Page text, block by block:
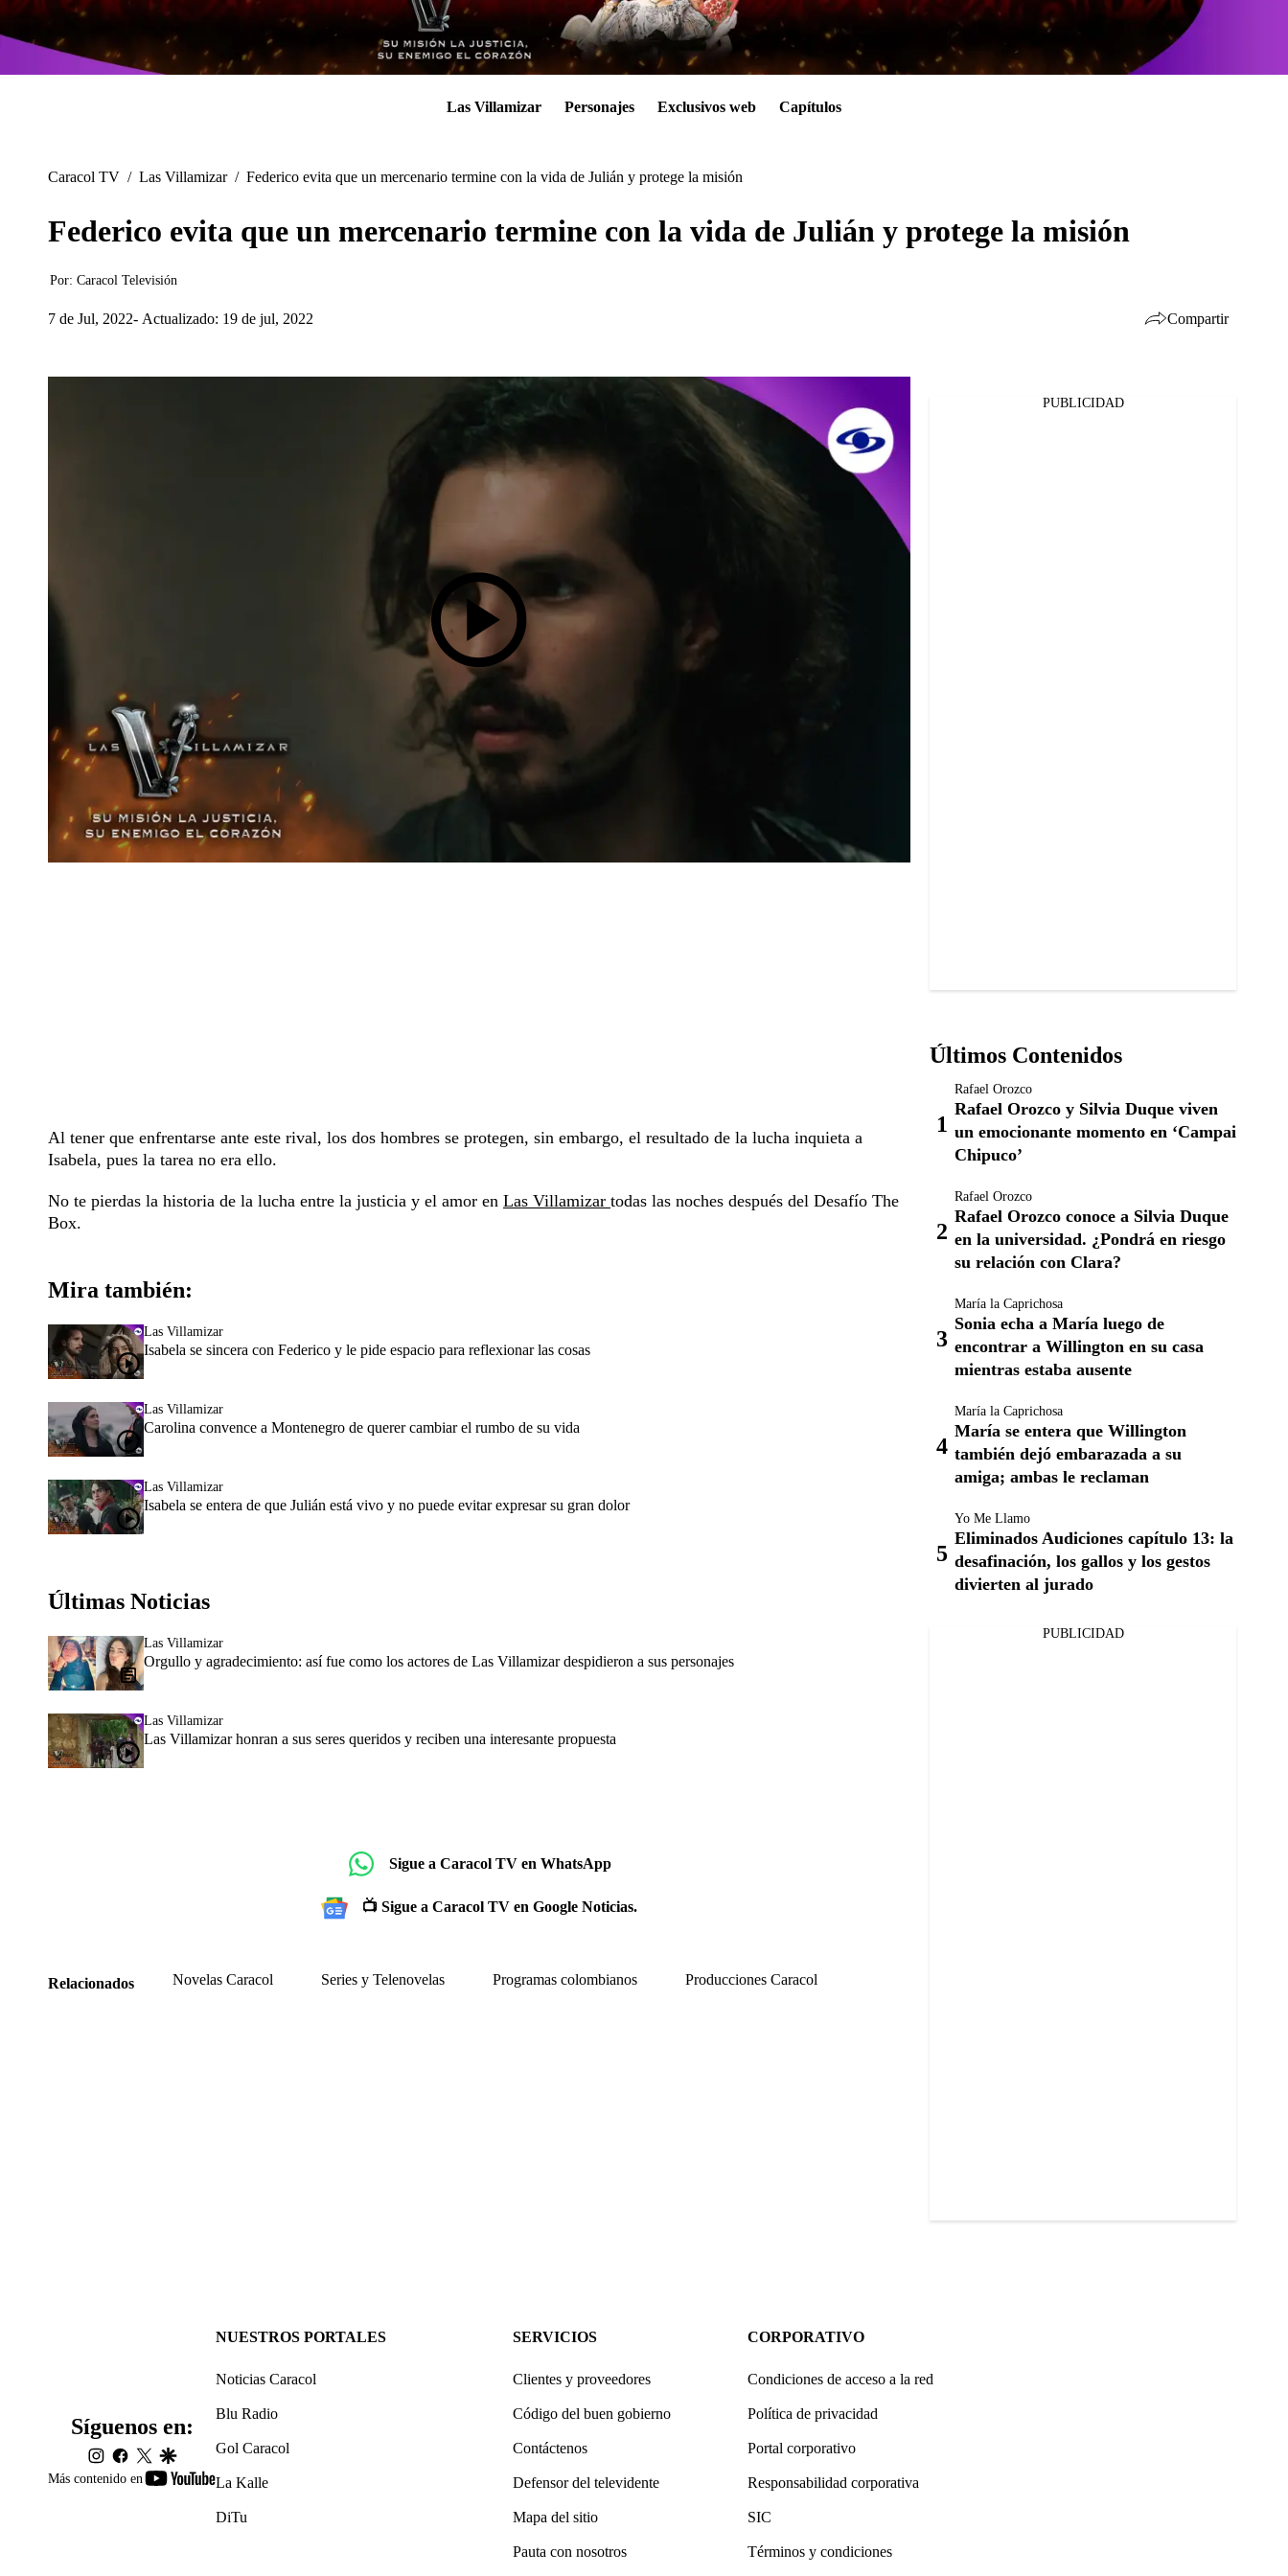
Las Villamizar Personajes Exclusivos web Capítulos
Caracol TV / Las Villamizar / Federico evita que un mercenario termine con la vida de Julián y protege la misión
Federico evita que un mercenario termine con la vida de Julián y protege la misión
Por: Caracol Televisión
7 de Jul, 2022 Actualizado: 19 de jul, 2022 Compartir
Al tener que enfrentarse ante este rival, los dos hombres se protegen, sin embargo, el resultado de la lucha inquieta a
Isabela, pues la tarea no era ello.
No te pierdas la historia de la lucha entre la justicia y el amor en Las Villamizar todas las noches después del Desafío The
Box.
Mira también:
Las Villamizar
Isabela se sincera con Federico y le pide espacio para reflexionar las cosas
Las Villamizar
Carolina convence a Montenegro de querer cambiar el rumbo de su vida
Las Villamizar
Isabela se entera de que Julián está vivo y no puede evitar expresar su gran dolor
Últimas Noticias
Las Villamizar
Orgullo y agradecimiento: así fue como los actores de Las Villamizar despidieron a sus personajes
Las Villamizar
Las Villamizar honran a sus seres queridos y reciben una interesante propuesta
Sigue a Caracol TV en WhatsApp
📺 Sigue a Caracol TV en Google Noticias.
Relacionados Novelas Caracol Series y Telenovelas Programas colombianos Producciones Caracol
PUBLICIDAD
Últimos Contenidos
Rafael Orozco
Rafael Orozco y Silvia Duque viven
un emocionante momento en ‘Campai
Chipuco’
Rafael Orozco
Rafael Orozco conoce a Silvia Duque
en la universidad. ¿Pondrá en riesgo
su relación con Clara?
María la Caprichosa
Sonia echa a María luego de
encontrar a Willington en su casa
mientras estaba ausente
María la Caprichosa
María se entera que Willington
también dejó embarazada a su
amiga; ambas le reclaman
Yo Me Llamo
Eliminados Audiciones capítulo 13: la
desafinación, los gallos y los gestos
divierten al jurado
PUBLICIDAD
Más contenido en
youtube-
Síguenos en:
instagram
facebook
twittergoogle
NUESTROS PORTALES
Noticias Caracol
Blu Radio
Gol Caracol
La Kalle
DiTu
SERVICIOS
Clientes y proveedores
Código del buen gobierno
Contáctenos
Defensor del televidente
Mapa del sitio
Pauta con nosotros
CORPORATIVO
Condiciones de acceso a la red
Política de privacidad
Portal corporativo
Responsabilidad corporativa
SIC
Términos y condiciones